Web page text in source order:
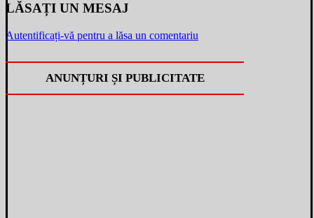
LĂSAȚI UN MESAJ
Autentificați-vă pentru a lăsa un comentariu
ANUNȚURI ȘI PUBLICITATE